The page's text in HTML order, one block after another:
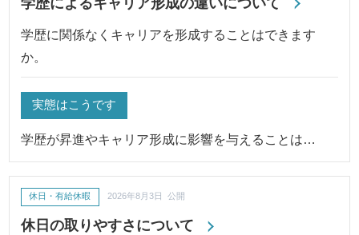
学歴に関係なくキャリアを形成することはできます
か。
実態はこうです
学歴が昇進やキャリア形成に影響を与えることは…
休日の取りやすさについて
休日・有給休暇 2026年8月3日 公開